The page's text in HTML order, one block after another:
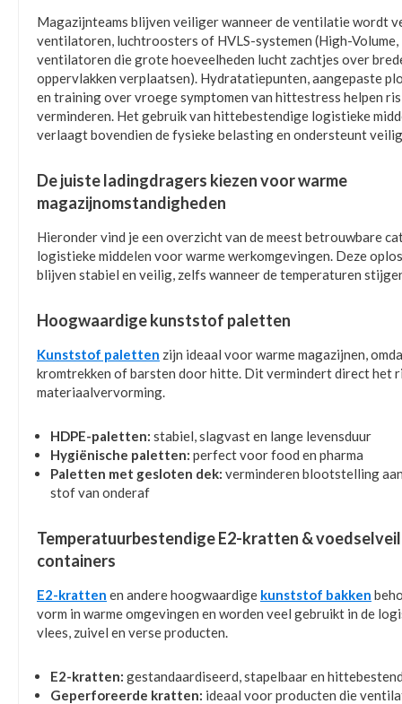
Magazijnteams blijven veiliger wanneer de ventilatie wordt
ventilatoren, luchtroosters of HVLS-systemen (High-Volume,
ventilatoren die grote hoeveelheden lucht zachtjes over
oppervlakken verplaatsen). Hydratatiepunten, aangepaste
en training over vroege symptomen van hittestress helpen
verminderen. Het gebruik van hittebestendige logistieke
verlaagt bovendien de fysieke belasting en ondersteunt
De juiste ladingdragers kiezen voor warme
magazijnomstandigheden
Hieronder vind je een overzicht van de meest betrouwbare
logistieke middelen voor warme werkomgevingen. Deze
blijven stabiel en veilig, zelfs wanneer de temperaturen
Hoogwaardige kunststof paletten
Kunststof paletten zijn ideaal voor warme magazijnen,
kromtrekken of barsten door hitte. Dit vermindert direct het
materiaalvervorming.
HDPE-paletten: stabiel, slagvast en lange levensduur
Hygiënische paletten: perfect voor food en pharma
Paletten met gesloten dek: verminderen blootstelling
stof van onderaf
Temperatuurbestendige E2-kratten &
containers
E2-kratten en andere hoogwaardige kunststof bakken
vorm in warme omgevingen en worden veel gebruikt in de
vlees, zuivel en verse producten.
E2-kratten: gestandaardiseerd, stapelbaar en
Geperforeerde kratten: ideaal voor producten die